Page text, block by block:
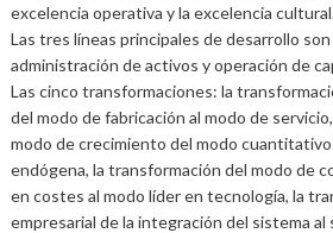
excelencia operativa y la excelencia
Las tres líneas principales de desarrollo
administración de activos y operación de
Las cinco transformaciones: la
del modo de fabricación al modo de
modo de crecimiento del modo cuantitativo
endógena, la transformación del modo de
en costes al modo líder en tecnología, la
empresarial de la integración del sistema al